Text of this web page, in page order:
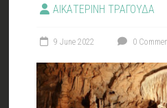
ΑΙΚΑΤΕΡΙΝΗ ΤΡΑΓΟΥΔΑ
9 June 2022 0